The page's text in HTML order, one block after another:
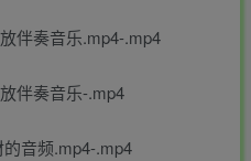
伴奏音乐.mp4-.mp4
伴奏音乐-.mp4
音频.mp4-.mp4